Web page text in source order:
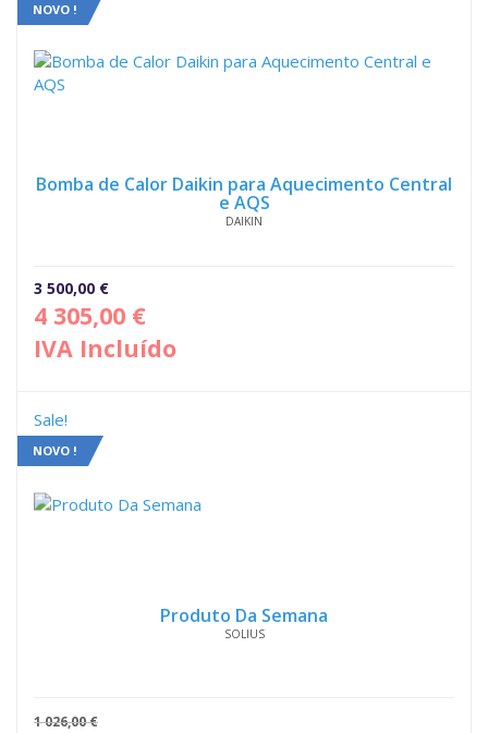
NOVO !
Bomba de Calor Daikin para Aquecimento Central
e AQS
DAIKIN
3 500,00 €
4 305,00 €
IVA Incluído
Sale!
NOVO !
Produto Da Semana
SOLIUS
1 026,00€